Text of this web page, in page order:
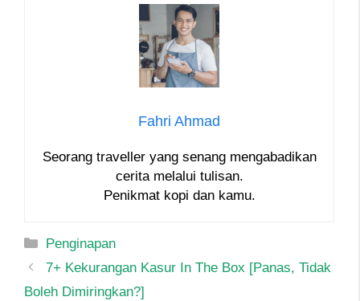
Fahri Ahmad
Seorang traveller yang senang mengabadikan
cerita melalui tulisan.
Penikmat kopi dan kamu.
Categories
Penginapan
7+ Kekurangan Kasur In The Box [Panas, Tidak
Boleh Dimiringkan?]